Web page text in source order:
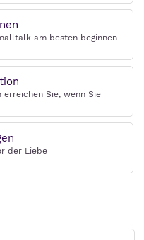
am besten beginnen
Sie, wenn Sie
der Liebe